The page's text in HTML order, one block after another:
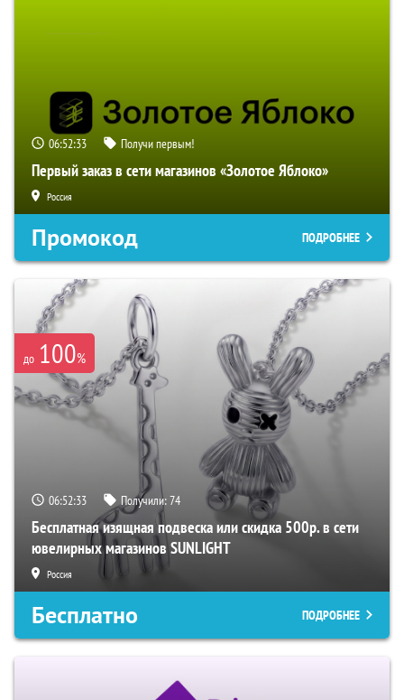
06:52:32 Получи первым!
Первый заказ в сети магазинов «Золотое Яблоко»
Россия
Промокод ПОДРОБНЕЕ
до 100%
06:52:32 Получили:74
Бесплатная изящная подвеска или скидка 500р. в сети
ювелирных магазинов SUNLIGHT
Россия
Бесплатно ПОДРОБНЕЕ